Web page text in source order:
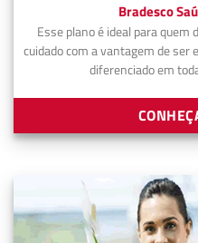
Bradesco
Esse plano é ideal para quem
cuidado com a vantagem de ser
diferenciado em